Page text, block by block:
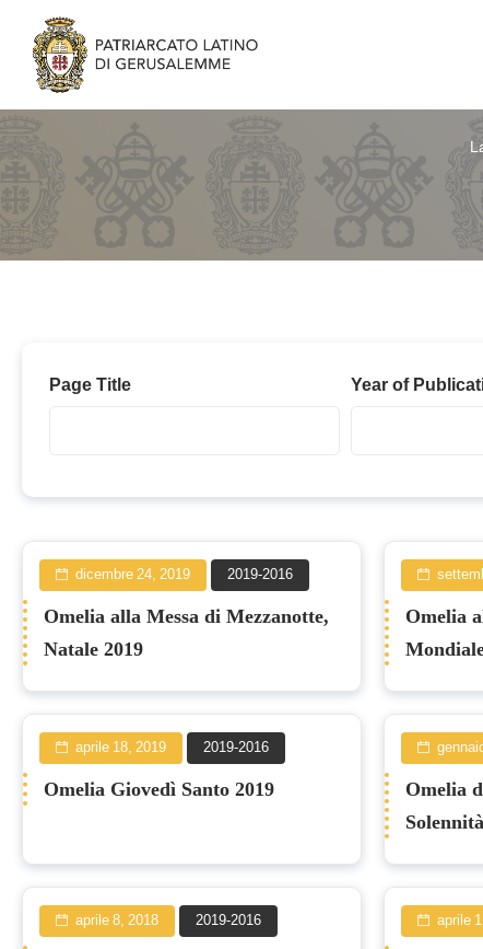
2016
Page Title Year of
dicembre 24, 2019 2019-2016
Omelia alla Messa di Mezzanotte,
Natale 2019
Omelia
aprile 18, 2019 2019-2016
Omelia Giovedì Santo 2019
Omelia
aprile 8, 2018 2019-2016 aprile